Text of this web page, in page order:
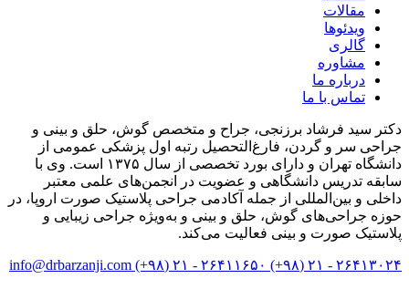
مقالات
ویدئوها
گالری
مشاوره
درباره ما
تماس با ما
دکتر سید فرشاد برزنجی، جراح و متخصص گوش، حلق و بینی و
جراحی سر و گردن، فارغ‌التحصیل رتبه اول پزشکی عمومی از
دانشگاه تهران و دارای بورد تخصصی از سال ۱۳۷۵ است. وی با
سابقه تدریس دانشگاهی و عضویت در انجمن‌های علمی معتبر
داخلی و بین‌المللی از جمله آکادمی جراحی پلاستیک صورت اروپا، در
حوزه جراحی‌های گوش، حلق و بینی و به‌ویژه جراحی زیبایی و
پلاستیک صورت و بینی فعالیت می‌کند.
۲۶۴۱۳۰۲۴ - ۲۱ (۹۸+) ۲۶۴۱۱۶۵۰ - ۲۱ (۹۸+) info@drbarzanji.com